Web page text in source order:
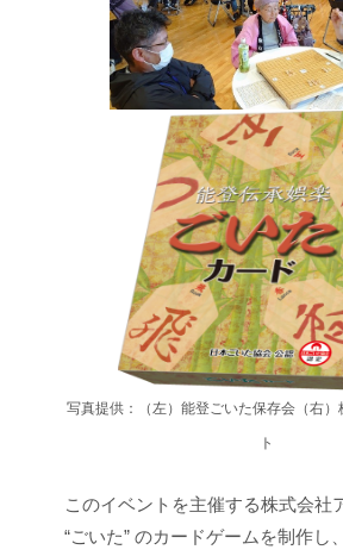
写真提供：（左）能登ごいた保存会（右）
ト
このイベントを主催する株式会社
“ごいた” のカードゲームを制作し